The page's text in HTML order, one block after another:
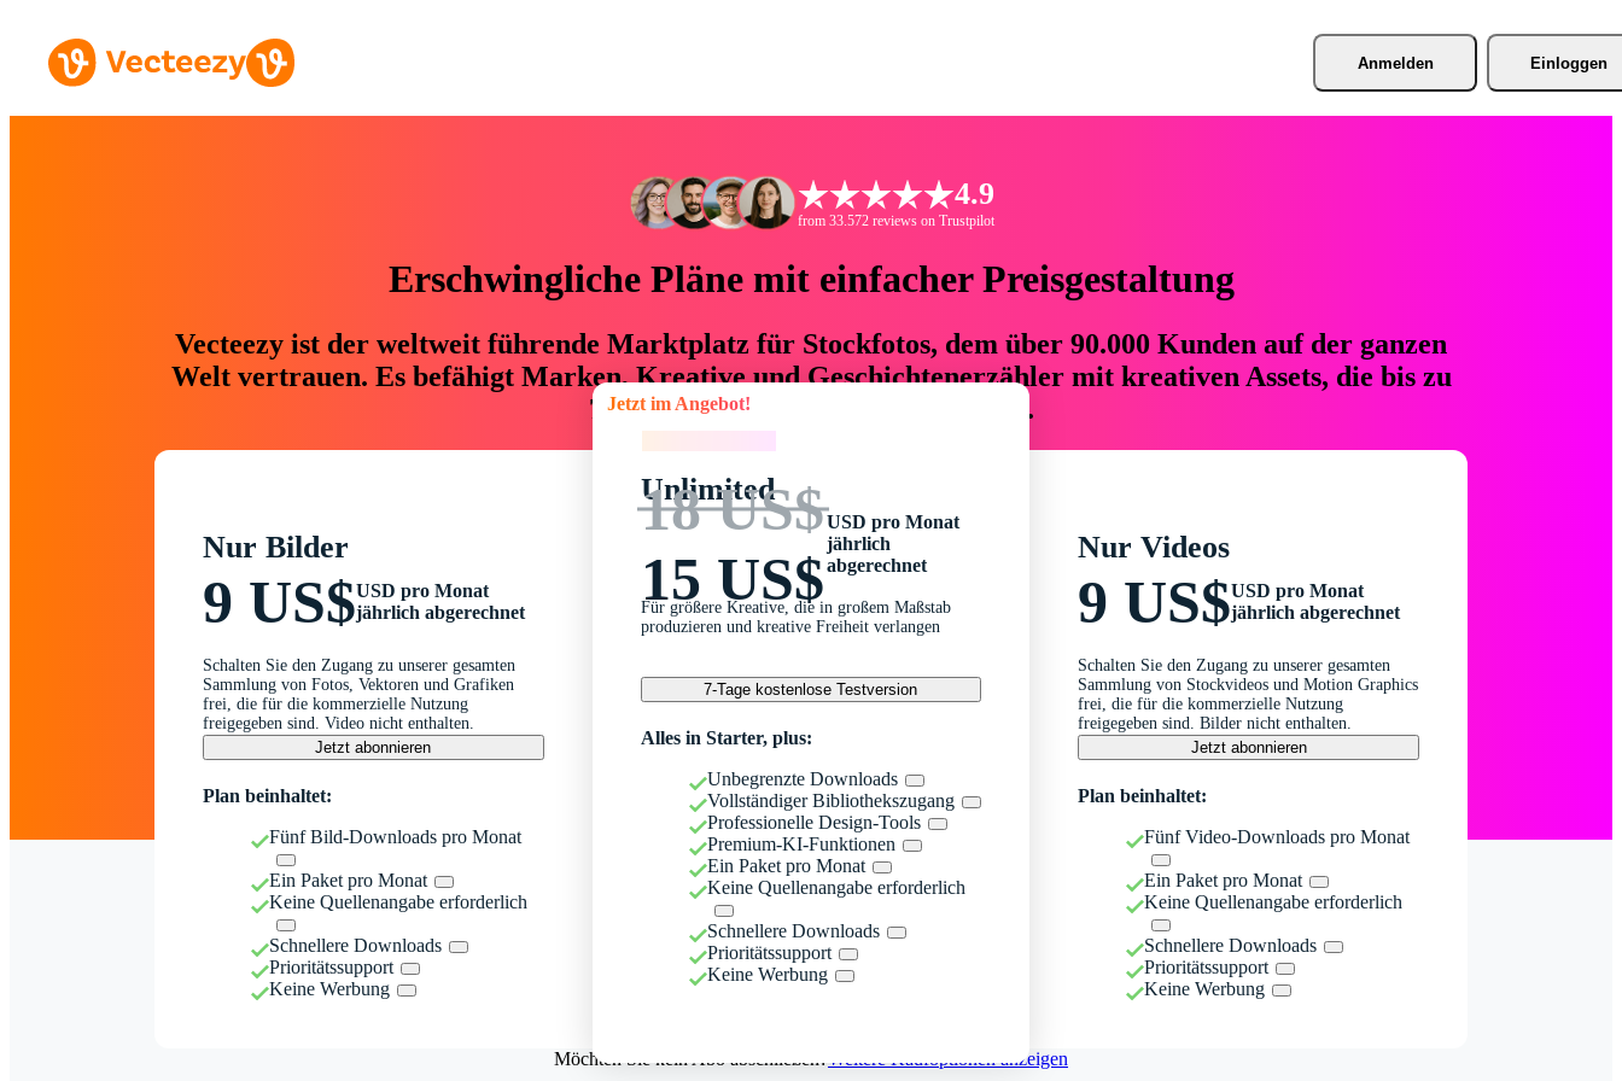
Anmelden Einloggen
4.9
from 33.572 reviews on Trustpilot
Erschwingliche Pläne mit einfacher Preisgestaltung
Vecteezy ist der weltweit führende Marktplatz für Stockfotos, dem über 90.000 Kunden auf der ganzen
Welt vertrauen. Es befähigt Marken, Kreative und Geschichtenerzähler mit kreativen Assets, die bis zu
76 % an Zeit und Budget einsparen.
Nur Bilder
9 US$USD pro Monat
jährlich abgerechnet
Schalten Sie den Zugang zu unserer gesamten
Sammlung von Fotos, Vektoren und Grafiken
frei, die für die kommerzielle Nutzung
freigegeben sind. Video nicht enthalten.
Jetzt abonnieren
Plan beinhaltet:
Fünf Bild-Downloads pro Monat
Ein Paket pro Monat
Keine Quellenangabe erforderlich
Schnellere Downloads
Prioritätssupport
Keine Werbung
Jetzt im Angebot!
Unlimited
18 US$
15 US$
USD pro Monat
jährlich
abgerechnet
Für größere Kreative, die in großem Maßstab
produzieren und kreative Freiheit verlangen
7-Tage kostenlose Testversion
Alles in Starter, plus:
Unbegrenzte Downloads
Vollständiger Bibliothekszugang
Professionelle Design-Tools
Premium-KI-Funktionen
Ein Paket pro Monat
Keine Quellenangabe erforderlich
Schnellere Downloads
Prioritätssupport
Keine Werbung
Nur Videos
9 US$USD pro Monat
jährlich abgerechnet
Schalten Sie den Zugang zu unserer gesamten
Sammlung von Stockvideos und Motion Graphics
frei, die für die kommerzielle Nutzung
freigegeben sind. Bilder nicht enthalten.
Jetzt abonnieren
Plan beinhaltet:
Fünf Video-Downloads pro Monat
Ein Paket pro Monat
Keine Quellenangabe erforderlich
Schnellere Downloads
Prioritätssupport
Keine Werbung
Möchten Sie kein Abo abschließen?Weitere Kaufoptionen anzeigen